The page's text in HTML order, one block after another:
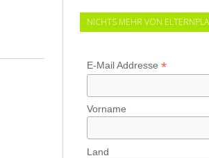
NICHTS MEHR VON
E-Mail Addresse *
Vorname
Land